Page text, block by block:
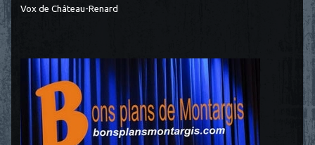
Vox de Château-Renard